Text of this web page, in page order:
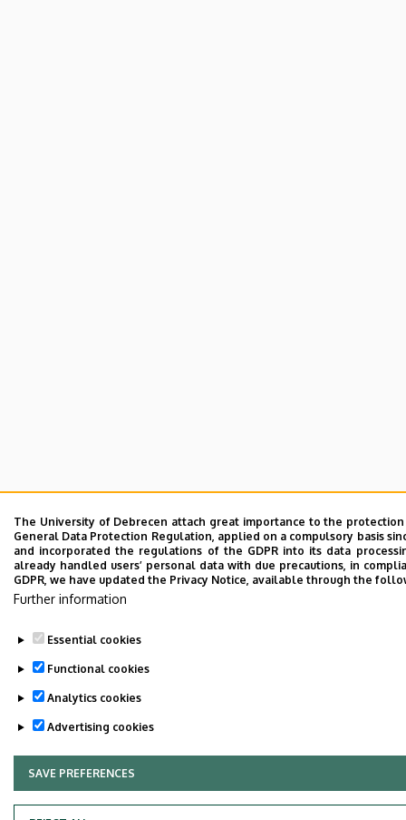
The University of Debrecen attach great importance to the
General Data Protection Regulation, applied on a compulsory basis
and incorporated the regulations of the GDPR into its data
already handled users’ personal data with due precautions, in
GDPR, we have updated the Privacy Notice, available through the
Further information
Essential cookies
Functional cookies
Analytics cookies
Advertising cookies
SAVE PREFERENCES
WITHDRAW CONSENT